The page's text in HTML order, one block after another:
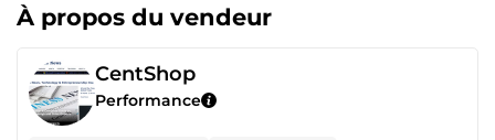
À propos du vendeur
CentShop
Performance